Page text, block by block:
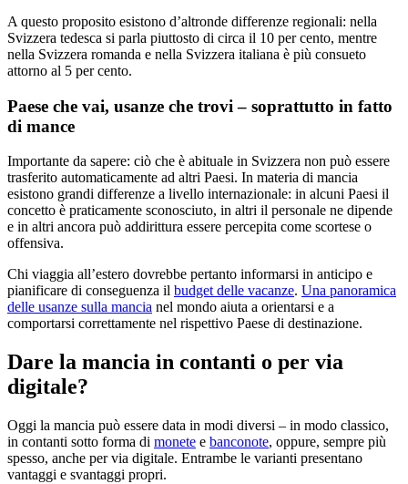
A questo proposito esistono d’altronde differenze regionali: nella
Svizzera tedesca si parla piuttosto di circa il 10 per cento, mentre
nella Svizzera romanda e nella Svizzera italiana è più consueto
attorno al 5 per cento.
Paese che vai, usanze che trovi – soprattutto in fatto
di mance
Importante da sapere: ciò che è abituale in Svizzera non può essere
trasferito automaticamente ad altri Paesi. In materia di mancia
esistono grandi differenze a livello internazionale: in alcuni Paesi il
concetto è praticamente sconosciuto, in altri il personale ne dipende
e in altri ancora può addirittura essere percepita come scortese o
offensiva.
Chi viaggia all’estero dovrebbe pertanto informarsi in anticipo e
pianificare di conseguenza il budget delle vacanze. Una panoramica
delle usanze sulla mancia nel mondo aiuta a orientarsi e a
comportarsi correttamente nel rispettivo Paese di destinazione.
Dare la mancia in contanti o per via
digitale?
Oggi la mancia può essere data in modi diversi – in modo classico,
in contanti sotto forma di monete e banconote, oppure, sempre più
spesso, anche per via digitale. Entrambe le varianti presentano
vantaggi e svantaggi propri.